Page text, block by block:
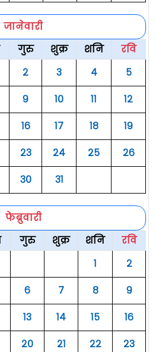
जानेवारी
गुरु शुक्र शनि
रवि
२ ३ ४
५
९ १० ११
१२
१६ १७ १८
१९
२३ २४ २५
२६
३० ३१
फेब्रुवारी
गुरु शुक्र शनि
रवि
१
२
६ ७ ८
९
१३ १४ १५
१६
२० २१ २२
२३